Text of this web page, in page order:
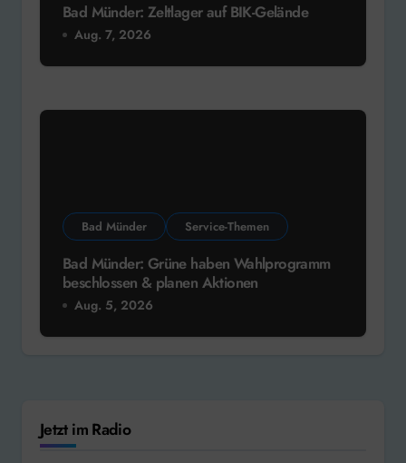
Bad Münder: Zeltlager auf BIK-Gelände
Aug. 7, 2026
Bad Münder Service-Themen
Bad Münder: Grüne haben Wahlprogramm
beschlossen & planen Aktionen
Aug. 5, 2026
Jetzt im Radio